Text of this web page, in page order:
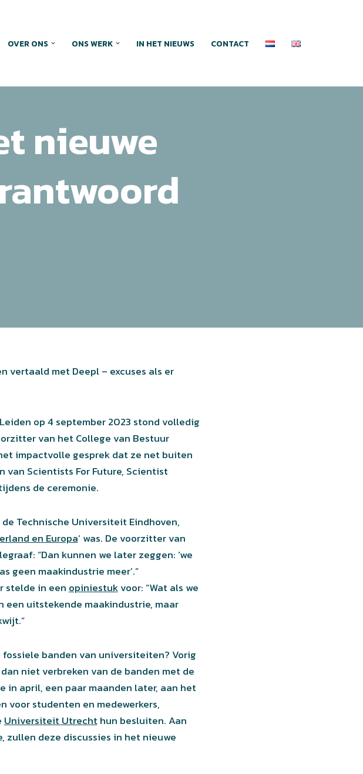
OVER ONS ONS WERK IN HET NIEUWS CONTACT
nieuwe
vertaald met Deepl – excuses als er
op 4 september 2023 stond volledig
van het College van Bestuur
impactvolle gesprek dat ze net buiten
Scientists For Future, Scientist
de ceremonie.
Technische Universiteit Eindhoven,
en Europa‘ was. De voorzitter van
“Dan kunnen we later zeggen: ‘we
geen maakindustrie meer’.”
stelde in een opiniestukvoor: “Wat als we
een uitstekende maakindustrie, maar
banden van universiteiten? Vorig
niet verbreken van de banden met de
in april, een paar maanden later, aan het
voor studenten en medewerkers,
Universiteit Utrechthun besluiten. Aan
zullen deze discussies in het nieuwe